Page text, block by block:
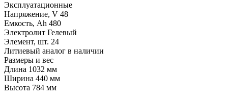
Эксплуатационные
Напряжение, V 48
Емкость, Ah 480
Электролит Гелевый
Элемент, шт. 24
Литиевый аналог в наличии
Размеры и вес
Длина 1032 мм
Ширина 440 мм
Высота 784 мм